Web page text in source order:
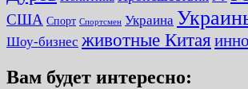
США Спорт Спортсмен Украина
Шоу-бизнес животные Китая
Вам будет интересно: